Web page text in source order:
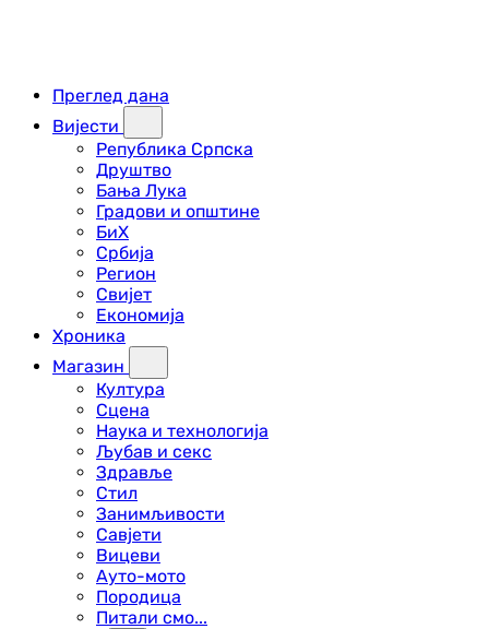
Преглед дана
Вијести
Република Српска
Друштво
Бања Лука
Градови и општине
БиХ
Србија
Регион
Свијет
Економија
Хроника
Магазин
Култура
Сцена
Наука и технологија
Љубав и секс
Здравље
Стил
Занимљивости
Савјети
Вицеви
Ауто-мото
Породица
Питали смо...